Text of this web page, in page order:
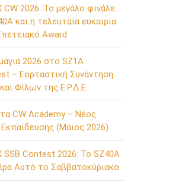
CW 2026: Το μεγάλο φινάλε
και η τελευταία ευκαιρία
Award
2026 στο SZ1A
– Εορταστική Συνάντηση
Φίλων της Ε.Ρ.Δ.Ε.
CW Academy – Νέος
(Μάιος 2026)
SSB Contest 2026: Το SZ40A
Αυτό το Σαββατοκύριακο